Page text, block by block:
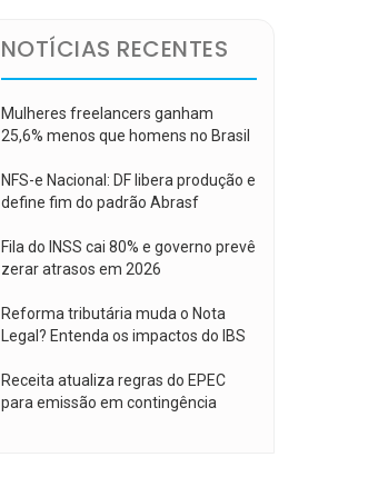
NOTÍCIAS RECENTES
Mulheres freelancers ganham
25,6% menos que homens no Brasil
NFS-e Nacional: DF libera produção e
define fim do padrão Abrasf
Fila do INSS cai 80% e governo prevê
zerar atrasos em 2026
Reforma tributária muda o Nota
Legal? Entenda os impactos do IBS
Receita atualiza regras do EPEC
para emissão em contingência